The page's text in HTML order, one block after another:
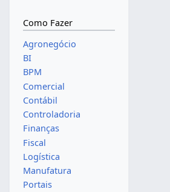
Como Fazer
Agronegócio
BI
BPM
Comercial
Contábil
Controladoria
Finanças
Fiscal
Logística
Manufatura
Portais